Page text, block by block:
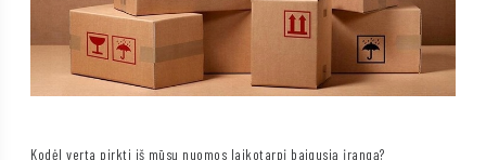
Kodėl verta pirkti iš mūsų nuomos laikotarpį baigusią įrangą?